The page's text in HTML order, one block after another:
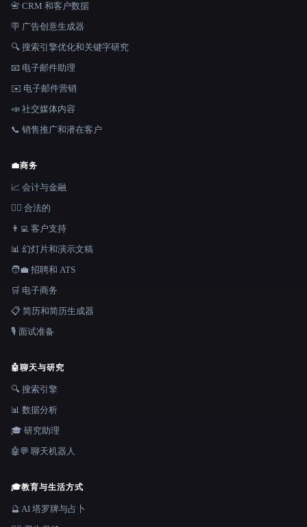
📇 CRM 和客户数据
🪧 广告创意生成器
🔍 搜索引擎优化和关键字研究
📧 电子邮件助理
✉️ 电子邮件营销
📣 社交媒体内容
📞 销售推广和潜在客户
💼商务
📈 会计与金融
👩‍⚖️ 合法的
👨‍💻 客户支持
📊 幻灯片和演示文稿
🧑‍💼 招聘和 ATS
🛒 电子商务
📋 简历和简历生成器
🎙️ 面试准备
🤖聊天与研究
🔍 搜索引擎
📊 数据分析
🎓 研究助理
🤖💬 聊天机器人
🎓教育与生活方式
🔮 AI 塔罗牌与占卜